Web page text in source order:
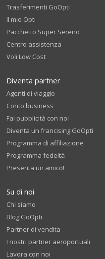
Trasferimenti GoOpti
Il mio Opti
Pacchetto Super Sereno
Centro assistenza
Voli Low Cost
Diventa partner
Agenti di viaggio
Conto business
Fai pubblicità con noi
Diventa un francising GoOpti
Programma di affiliazione
Programma fedeltà
Presenta un amico!
Su di noi
Chi siamo
Blog GoOpti
Partner di vendita
I nostri partner aeroportuali
Lavora con noi